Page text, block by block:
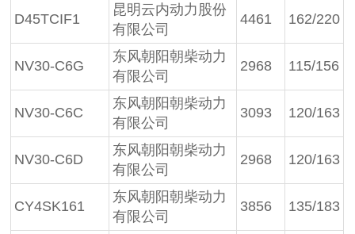
D45TCIF1
昆明云内动力股份
有限公司
4461 162/220
NV30-C6G
东风朝阳朝柴动力
有限公司
2968 115/156
NV30-C6C
东风朝阳朝柴动力
有限公司
3093 120/163
NV30-C6D
东风朝阳朝柴动力
有限公司
2968 120/163
CY4SK161
东风朝阳朝柴动力
有限公司
3856 135/183